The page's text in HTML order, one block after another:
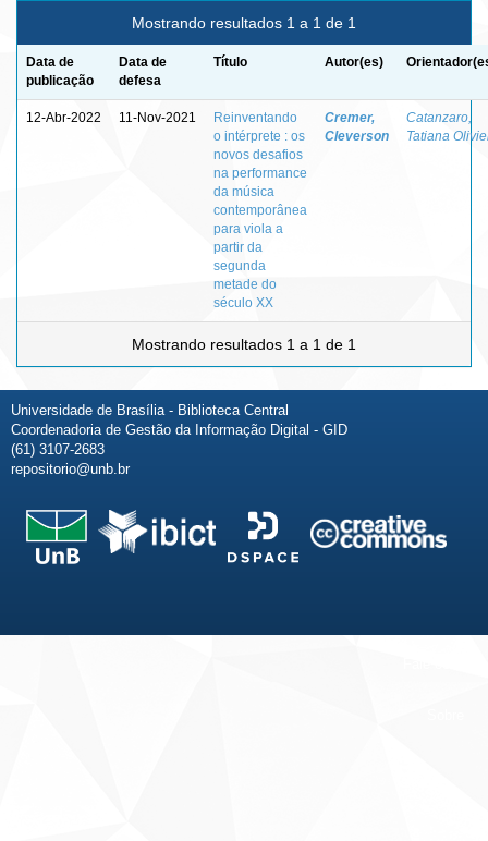
Mostrando resultados 1 a 1 de 1
Data de
publicação
Data de
defesa
Título Autor(es)
12-Abr-2022 11-Nov-2021
Reinventando
o intérprete : os
novos desafios
na performance
da música
contemporânea
para viola a
partir da
segunda
metade do
século XX
Cremer,
Cleverson
Catanzaro,
Tatiana
Mostrando resultados 1 a 1 de 1
Universidade de Brasília - Biblioteca Central
Coordenadoria de Gestão da Informação Digital - GID
(61) 3107-2683
repositorio@unb.br